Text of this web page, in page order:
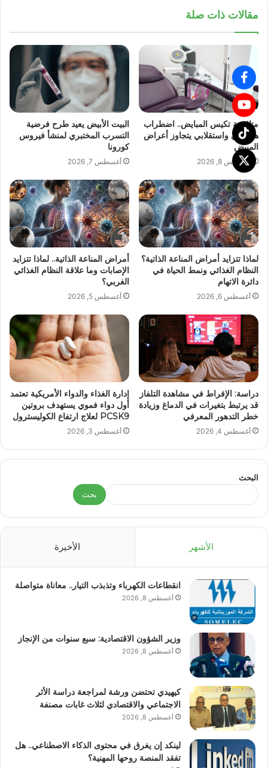
مقالات ذات صلة
متلازمة تكيس المبايض.. اضطراب
هرموني واستقلابي يتجاوز أعراض
المبيض
أغسطس 8, 2026
البيت الأبيض يعيد طرح فرضية
التسرب المختبري لمنشأ فيروس
كورونا
أغسطس 7, 2026
لماذا تتزايد أمراض المناعة الذاتية؟
النظام الغذائي ونمط الحياة في
دائرة الاتهام
أغسطس 6, 2026
أمراض المناعة الذاتية.. لماذا تتزايد
الإصابات وما علاقة النظام الغذائي
الغربي؟
أغسطس 5, 2026
دراسة: الإفراط في مشاهدة التلفاز
قد يرتبط بتغيرات في الدماغ وزيادة
خطر التدهور المعرفي
أغسطس 4, 2026
إدارة الغذاء والدواء الأمريكية تعتمد
أول دواء فموي يستهدف بروتين
PCSK9 لعلاج ارتفاع الكوليسترول
أغسطس 3, 2026
البحث
بحث
الأشهر الأخيرة
انقطاعات الكهرباء وتذبذب التيار.. معاناة متواصلة
أغسطس 8, 2026
وزير الشؤون الاقتصادية: سبع سنوات من الإنجاز
أغسطس 8, 2026
كيهيدي تحتضن ورشة لمراجعة دراسة الأثر
الاجتماعي والاقتصادي لثلاث غابات مصنفة
أغسطس 8, 2026
لينكد إن يغرق في محتوى الذكاء الاصطناعي.. هل
تفقد المنصة روحها المهنية؟